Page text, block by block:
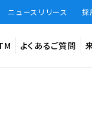
ニュースリリース 採
よくあるご質問